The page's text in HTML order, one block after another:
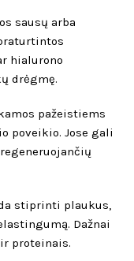
sausų arba
hialurono
drėgmę.
pažeistiems
poveikio. Jose gali
stiprinti plaukus,
Dažnai
proteinais.